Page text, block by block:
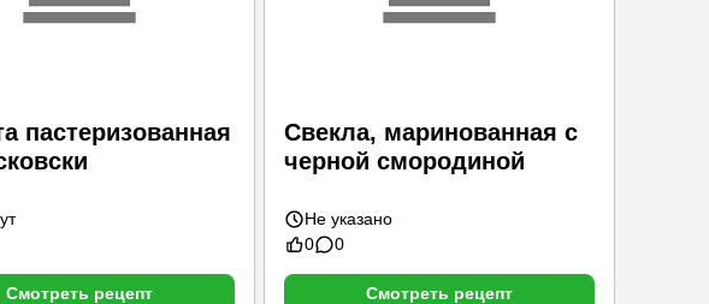
пастеризованная
Смотреть рецепт
Свекла, маринованная с
черной смородиной
Не указано
0
0
Смотреть рецепт